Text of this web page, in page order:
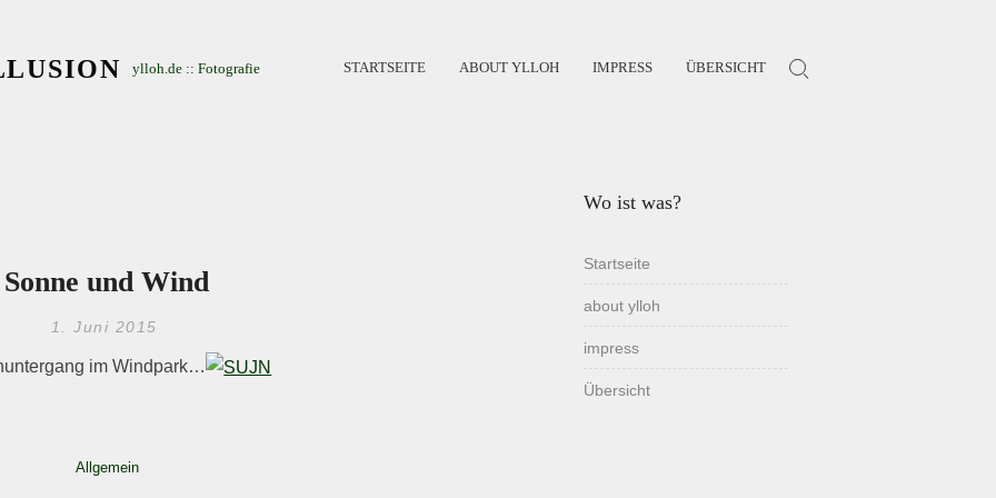
ylloh.de :: Fotografie STARTSEITE ABOUT YLLOH IMPRESS ÜBERSICHT Search for:
Sonne und Wind
1. Juni 2015
im Windpark…
Allgemein
Wo ist was?
Startseite
about ylloh
impress
Übersicht